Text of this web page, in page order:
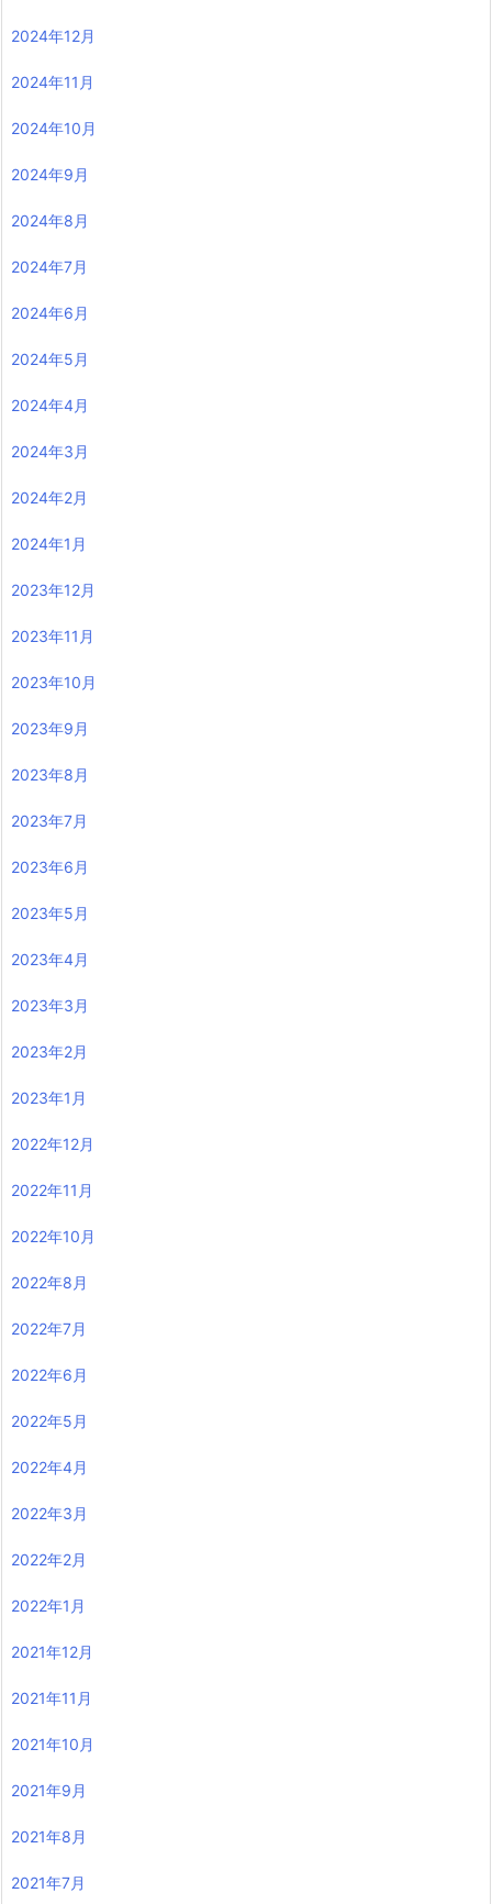
2024年12月
2024年11月
2024年10月
2024年9月
2024年8月
2024年7月
2024年6月
2024年5月
2024年4月
2024年3月
2024年2月
2024年1月
2023年12月
2023年11月
2023年10月
2023年9月
2023年8月
2023年7月
2023年6月
2023年5月
2023年4月
2023年3月
2023年2月
2023年1月
2022年12月
2022年11月
2022年10月
2022年8月
2022年7月
2022年6月
2022年5月
2022年4月
2022年3月
2022年2月
2022年1月
2021年12月
2021年11月
2021年10月
2021年9月
2021年8月
2021年7月